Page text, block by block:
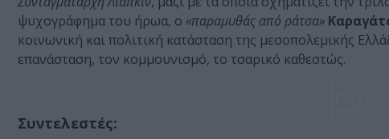
ψυχογράφημα του ήρωα, ο «παραμυθάς από ράτσα»
κοινωνική και πολιτική κατάσταση της μεσοπολεμικής
επανάσταση, τον κομμουνισμό, το τσαρικό καθεστώς.
Συντελεστές: